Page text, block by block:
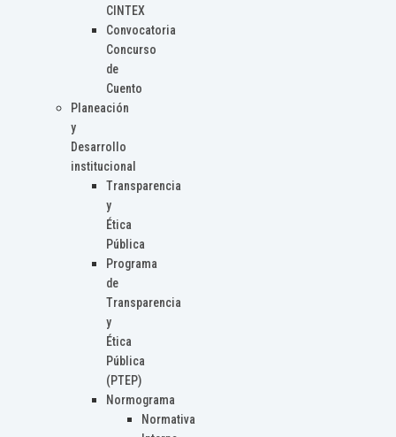
CINTEX
Convocatoria
Concurso
de
Cuento
Planeación
y
Desarrollo
institucional
Transparencia
y
Ética
Pública
Programa
de
Transparencia
y
Ética
Pública
(PTEP)
Normograma
Normativa